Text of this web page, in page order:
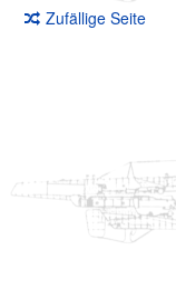
Zufällige Seite